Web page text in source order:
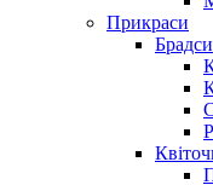
Прикраси
Брадси